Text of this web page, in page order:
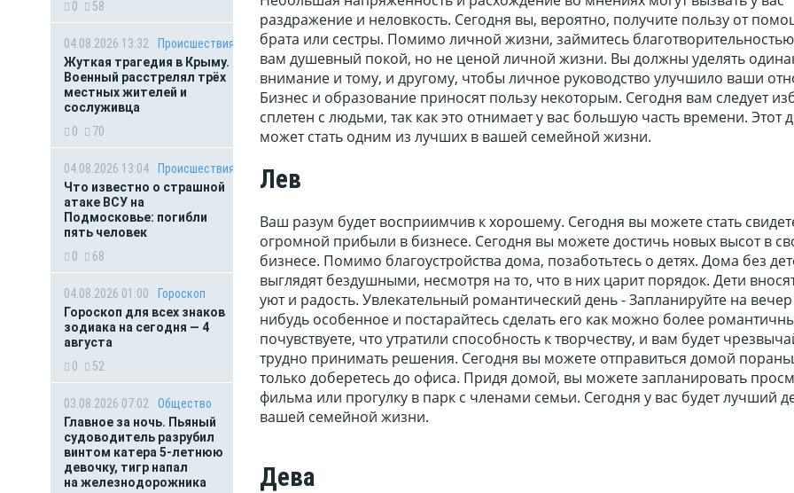
0 58
04.08.2026 13:32
Происшествия
Жуткая трагедия в Крыму.
Военный расстрелял трёх
местных жителей и
сослуживца
0
70
04.08.2026 13:04
Происшествия
Что известно о страшной
атаке ВСУ на
Подмосковье: погибли
пять человек
0
68
04.08.2026 01:00
Гороскоп
Гороскоп для всех знаков
зодиака на сегодня — 4
августа
0
52
03.08.2026 07:02
Общество
Главное за ночь. Пьяный
судоводитель разрубил
винтом катера 5-летнюю
девочку, тигр напал
на железнодорожника
раздражение и неловкость. Сегодня вы, вероятно, получите пользу от
брата или сестры. Помимо личной жизни, займитесь
вам душевный покой, но не ценой личной жизни. Вы должны уделять
внимание и тому, и другому, чтобы личное руководство улучшило ваши
Бизнес и образование приносят пользу некоторым. Сегодня вам следует
сплетен с людьми, так как это отнимает у вас большую часть времени. Этот
может стать одним из лучших в вашей семейной жизни.
Лев
Ваш разум будет восприимчив к хорошему. Сегодня вы можете стать
огромной прибыли в бизнесе. Сегодня вы можете достичь новых высот в
бизнесе. Помимо благоустройства дома, позаботьтесь о детях. Дома без
выглядят бездушными, несмотря на то, что в них царит порядок. Дети
уют и радость. Увлекательный романтический день - Запланируйте на
нибудь особенное и постарайтесь сделать его как можно более
почувствуете, что утратили способность к творчеству, и вам будет
трудно принимать решения. Сегодня вы можете отправиться домой
только доберетесь до офиса. Придя домой, вы можете запланировать
фильма или прогулку в парк с членами семьи. Сегодня у вас будет лучший
вашей семейной жизни.
Дева